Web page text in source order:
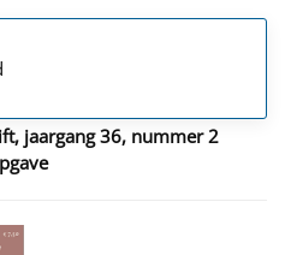
jaargang 36, nummer 2